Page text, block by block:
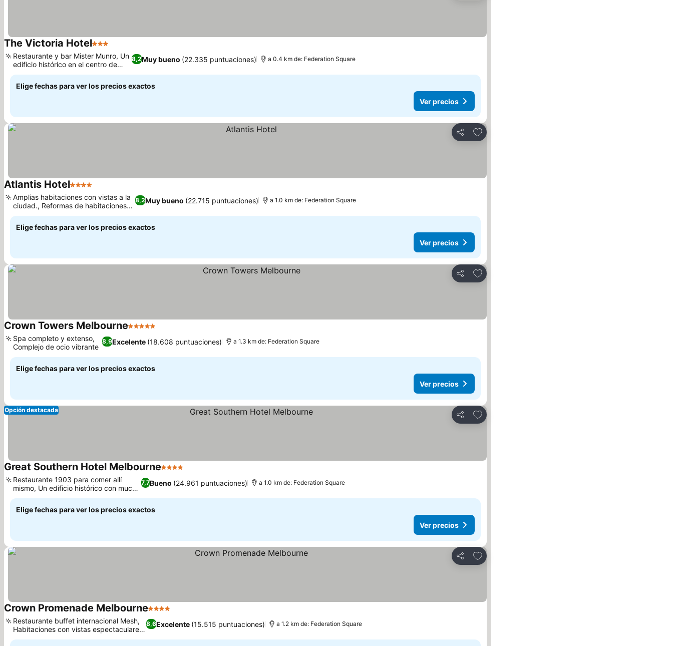
The Victoria Hotel3 Estrellas
8,2Muy bueno (22.335 puntuaciones)
Restaurante y bar Mister Munro, Un
edificio histórico en el centro de
Melbourne
a 0.4 km de: Federation Square
Elige fechas para ver los precios exactos
Ver precios
Compartir
Agregar a favoritos
Atlantis Hotel4 Estrellas
8,2Muy bueno (22.715 puntuaciones)
Amplias habitaciones con vistas a la
ciudad., Reformas de habitaciones
modernas
a 1.0 km de: Federation Square
Elige fechas para ver los precios exactos
Ver precios
Compartir
Agregar a favoritos
Crown Towers Melbourne5 Estrellas
8,9Excelente (18.608 puntuaciones)
Spa completo y extenso,
Complejo de ocio vibrante
a 1.3 km de: Federation Square
Elige fechas para ver los precios exactos
Ver precios
Compartir
Agregar a favoritos
Opción destacada
Great Southern Hotel Melbourne4 Estrellas
7,7Bueno (24.961 puntuaciones)
Restaurante 1903 para comer allí
mismo, Un edificio histórico con mucho
carácter
a 1.0 km de: Federation Square
Elige fechas para ver los precios exactos
Ver precios
Compartir
Agregar a favoritos
Crown Promenade Melbourne4 Estrellas
8,6Excelente (15.515 puntuaciones)
Restaurante buffet internacional Mesh,
Habitaciones con vistas espectaculares
de la ciudad
a 1.2 km de: Federation Square